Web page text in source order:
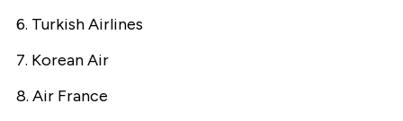
6. Turkish Airlines
7. Korean Air
8. Air France